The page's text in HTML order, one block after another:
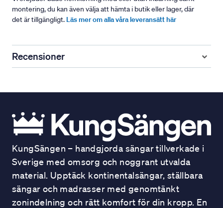
montering, du kan även välja att hämta i butik eller lager, där
det är tillgängligt. Läs mer om alla våra leveransätt här
Recensioner
KungSängen – handgjorda sängar tillverkade i
Sverige med omsorg och noggrant utvalda
material. Upptäck kontinentalsängar, ställbara
sängar och madrasser med genomtänkt
zonindelning och rätt komfort för din kropp. En